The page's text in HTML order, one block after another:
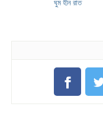
ঘুম হীন রাত